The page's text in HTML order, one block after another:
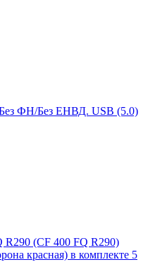
ФН/Без ЕНВД. USB (5.0)
(СF 400 FQ R290)
красная) в комплекте 5